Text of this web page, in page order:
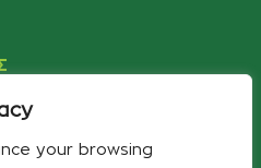
your browsing